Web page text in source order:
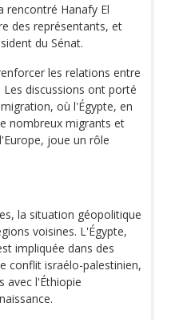
rencontré Hanafy El
des représentants, et
du Sénat.
les relations entre
discussions ont porté
où l'Égypte, en
nombreux migrants et
joue un rôle
la situation géopolitique
voisines. L'Égypte,
impliquée dans des
conflit israélo-palestinien,
avec l'Éthiopie